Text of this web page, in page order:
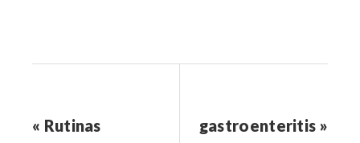
« Rutinas gastroenteritis »